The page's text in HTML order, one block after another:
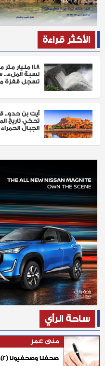
الأكثر قراءة
نسبة الملء..
تسجل قفزة
أيت بن حدو..
تحكي تاريخ
الجبال الحمراء
ساحة الرأي
منى عمر